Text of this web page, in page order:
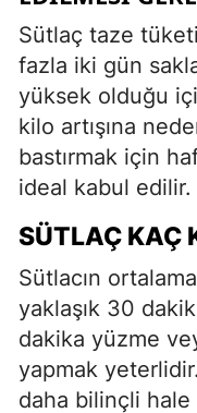
Sütlaç taze
fazla iki gün
yüksek olduğu
kilo artışına
bastırmak için
ideal kabul edilir.
SÜTLAÇ KAÇ
Sütlacın
yaklaşık 30
dakika yüzme
yapmak
daha bilinçli